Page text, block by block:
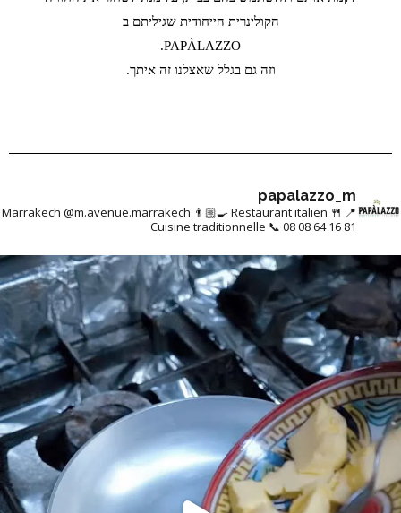
הקולינרית הייחודית שגיליתם ב
PAPÀLAZZO.
וזה גם בגלל שאצלנו זה איתך.
papalazzo_m
📍 Marrakech @m.avenue.marrakech
👨🏼‍🍳 Restaurant italien 🍴
Cuisine traditionnelle 📞 08 08 64 16 81